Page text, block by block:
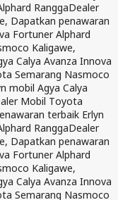
RanggaDealer
Dapatkan penawaran
Fortuner Alphard
Kaligawe,
Calya Avanza Innova
Semarang Nasmoco
mobil Agya Calya
Mobil Toyota
terbaik Erlyn
RanggaDealer
Dapatkan penawaran
Fortuner Alphard
Kaligawe,
Calya Avanza Innova
Semarang Nasmoco